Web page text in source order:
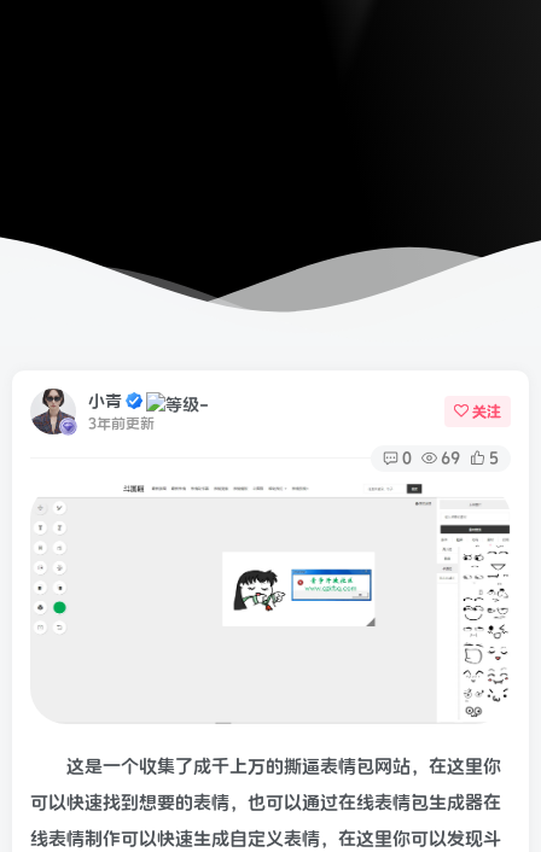
小青
3年前更新
关注
0 69 5
这是一个收集了成千上万的撕逼表情包网站，在这里你
可以快速找到想要的表情，也可以通过在线表情包生成器在
线表情制作可以快速生成自定义表情，在这里你可以发现斗